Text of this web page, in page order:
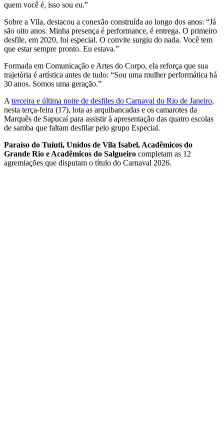
quem você é, isso sou eu.”
Sobre a Vila, destacou a conexão construída ao longo dos anos: “Já
são oito anos. Minha presença é performance, é entrega. O primeiro
desfile, em 2020, foi especial. O convite surgiu do nada. Você tem
que estar sempre pronto. Eu estava.”
Formada em Comunicação e Artes do Corpo, ela reforça que sua
trajetória é artística antes de tudo: “Sou uma mulher performática há
30 anos. Somos uma geração.”
A terceira e última noite de desfiles do Carnaval do Rio de Janeiro,
nesta terça-feira (17), lota as arquibancadas e os camarotes da
Marquês de Sapucaí para assistir à apresentação das quatro escolas
de samba que faltam desfilar pelo grupo Especial.
Paraíso do Tuiuti, Unidos de Vila Isabel, Acadêmicos do
Grande Rio e Acadêmicos do Salgueiro completam as 12
agremiações que disputam o título do Carnaval 2026.